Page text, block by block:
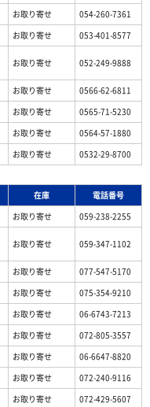
お取り寄せ
054-260-7361
お取り寄せ 053-401-8577
お取り寄せ 052-249-9888
お取り寄せ
0566-62-6811
お取り寄せ
0565-71-5230
お取り寄せ
0564-57-1880
お取り寄せ 0532-29-8700
在庫
電話番号
お取り寄せ 059-238-2255
お取り寄せ 059-347-1102
お取り寄せ
077-547-5170
お取り寄せ
075-354-9210
お取り寄せ
06-6743-7213
お取り寄せ
072-805-3557
お取り寄せ
06-6647-8820
お取り寄せ
072-240-9116
お取り寄せ
072-429-5607